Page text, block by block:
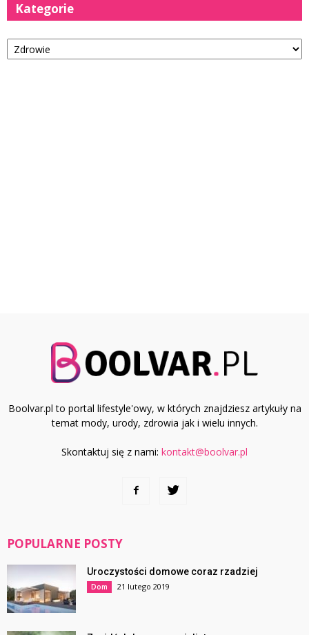
Kategorie
Kategorie
Boolvar.pl to portal lifestyle'owy, w których znajdziesz artykuły na
temat mody, urody, zdrowia jak i wielu innych.
Skontaktuj się z nami: kontakt@boolvar.pl
POPULARNE POSTY
Uroczystości domowe coraz rzadziej
Dom 21 lutego 2019